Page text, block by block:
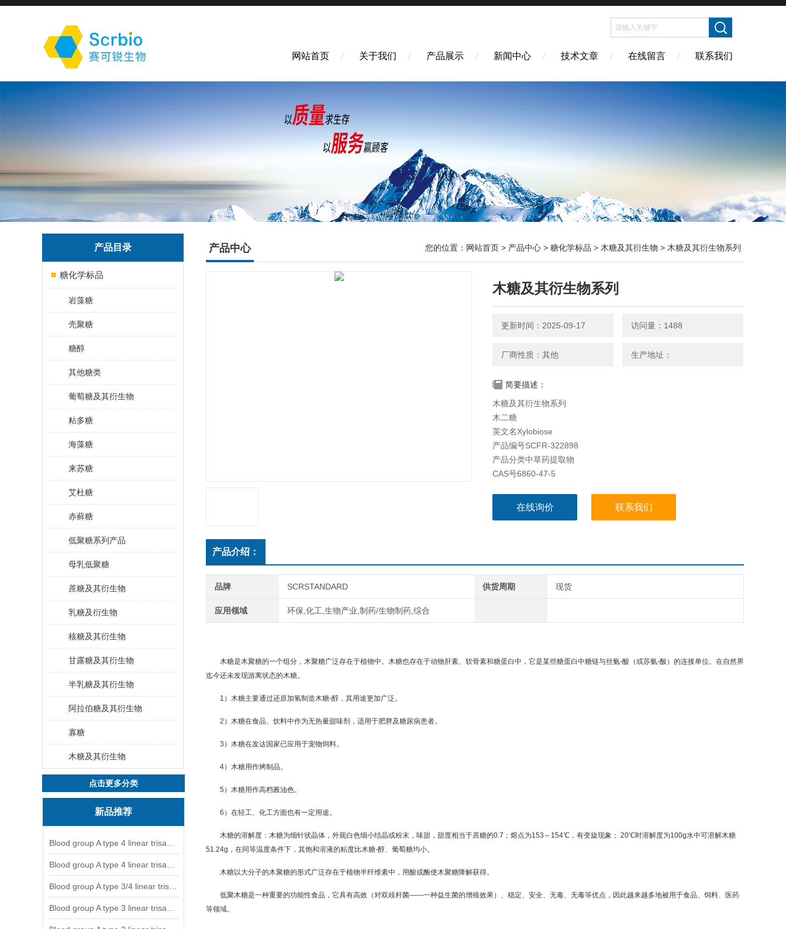
网站首页 关于我们 产品展示 新闻中心 技术文章 在线留言 联系我们
产品目录
糖化学标品
岩藻糖
壳聚糖
糖醇
其他糖类
葡萄糖及其衍生物
粘多糖
海藻糖
来苏糖
艾杜糖
赤藓糖
低聚糖系列产品
母乳低聚糖
蔗糖及其衍生物
乳糖及衍生物
核糖及其衍生物
甘露糖及其衍生物
半乳糖及其衍生物
阿拉伯糖及其衍生物
寡糖
木糖及其衍生物
点击更多分类
新品推荐
产品中心 您的位置： 网站首页 > 产品中心 > 糖化学标品 > 木糖及其衍生物 > 木糖及其衍生物系列
木糖及其衍生物系列
更新时间：2025-09-17 访问量：1488
厂商性质：其他 生产地址：
简要描述：
木糖及其衍生物系列
木二糖
英文名Xylobiose
产品编号SCFR-322898
产品分类中草药提取物
CAS号6860-47-5
在线询价 联系我们
产品介绍：
品牌 SCRSTANDARD 供货周期 现货
应用领域 环保,化工,生物产业,制药/生物制药,综合
木糖是木聚糖的一个组分，木聚糖广泛存在于植物中。木糖也存在于动物肝素、软骨素和糖蛋白中，它是某些糖蛋白中糖链与丝氨-酸（或苏氨-酸）的连接单位。在自然界
迄今还未发现游离状态的木糖。
1）木糖主要通过还原加氢制造木糖-醇 ，其用途更加广泛。
2）木糖在食品、饮料中作为无热量甜味剂 ，适用于肥胖及糖尿病患者。
3）木糖在发达国家已应用于宠物饲料。
4）木糖用作烤制品。
5）木糖用作高档酱油色。
6）在轻工、化工方面也有一定用途。
木糖的溶解度：木糖为细针状晶体，外观白色细小结晶或粉末，味甜，甜度相当于蔗糖的0.7；熔点为153～154℃，有变旋现象； 20℃时溶解度为100g水中可溶解木糖
51.24g，在同等温度条件下，其饱和溶液的粘度比木糖-醇、葡萄糖均小。
木糖以大分子的木聚糖的形式广泛存在于植物半纤维素中，用酸或酶使木聚糖降解获得。
低聚木糖是一种重要的功能性食品，它具有高效（对双歧杆菌——一种益生菌的增殖效果）、稳定、安全、无毒、无毒等优点，因此越来越多地被用于食品、饲料、医药
等领域。